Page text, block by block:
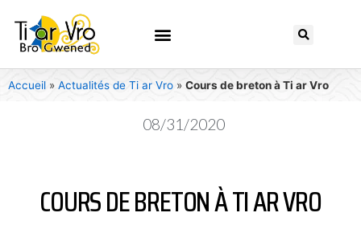
Accueil » Actualités de Ti ar Vro » Cours de breton à Ti ar Vro
08/31/2020
COURS DE BRETON À TI AR VRO